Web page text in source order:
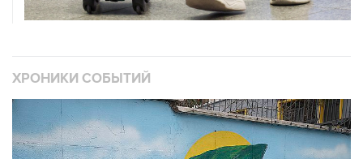
ХРОНИКИ СОБЫТИЙ